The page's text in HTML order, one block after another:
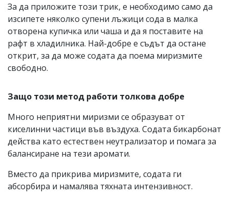
За да приложите този трик, е необходимо само да
изсипете няколко супени лъжици сода в малка
отворена купичка или чаша и да я поставите на
рафт в хладилника. Най-добре е съдът да остане
открит, за да може содата да поема миризмите
свободно.
Защо този метод работи толкова добре
Много неприятни миризми се образуват от
киселинни частици във въздуха. Содата бикарбонат
действа като естествен неутрализатор и помага за
балансиране на тези аромати.
Вместо да прикрива миризмите, содата ги
абсорбира и намалява тяхната интензивност.